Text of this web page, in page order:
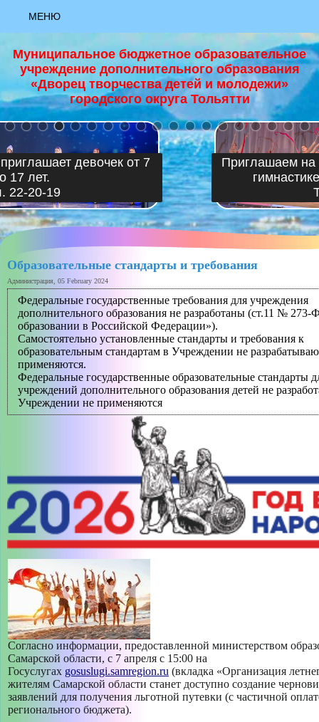
МЕНЮ
АКТУАЛЬНО
НОВОСТИ
НАЦИОНАЛЬНЫЙ ПРОЕКТ "ОБРАЗОВАНИЕ"
+
ЗАЯВКА «РИСУЮ КАК ХУДОЖНИК»
ЗАЯВКА «ЮНЫЙ ХУДОЖНИК»
ЗАЯВКА «ЯРКИЕ КРАСКИ ЛЕТА»
МАСТЕР-КЛАСС "ОСНОВЫ ХОРЕОГРАФИИ""
МАСТЕР-КЛАСС "ПАПЕРТОЛЬ""
МАСТЕР-КЛАСС "ПЕРВЫЕ ВЕСЕННИЕ ЦВЕТЫ, ГУАШЬ""
МАСТЕР-КЛАСС "ПРОФИЛЬНАЯ СМЕНА «РИСУЮ КАК
ХУДОЖНИК»""
МАСТЕР-КЛАСС "РУССКАЯ НАРОДНАЯ КУКЛА
«ЖЕЛАННИЦА»""
МАСТЕР-КЛАСС "САМ СЕБЕ ВИЗАЖИСТ""
МАСТЕР-КЛАСС "СОЛНЕЧНЫЙ АНГЕЛ""
-->
ИСТОРИЯ СОЗДАНИЯ ДВОРЦА
СВЕДЕНИЯ ОБ ОБРАЗОВАТЕЛЬНОЙ ОРГАНИЗАЦИИ
ТВОРЧЕСКИЕ ОБЪЕДИНЕНИЯ
БЕЗОПАСНОСТЬ
Муниципальное бюджетное образовательное
учреждение дополнительного образования
«Дворец творчества детей и молодежи»
городского округа Тольятти
Приглашаем на занятия по художественной
гимнастике девочек от 4 до 6 лет.
Тел. 22-20-19
Образовательные стандарты и требования
Администрация, 05 February 2024
Федеральные государственные требования для учреждения
дополнительного образования не разработаны (ст.11 №
образовании в Российской Федерации»).
Cамостоятельно установленные стандарты и требования к
образовательным стандартам в Учреждении не
применяются.
Федеральные государственные образовательные стандарты
учреждений дополнительного образования детей не
Учреждении не применяются
Согласно информации, предоставленной министерством
Самарской области, с 7 апреля с 15:00 на
Госуслугах gosuslugi.samregion.ru (вкладка «Организация
жителям Самарской области станет доступно создание
заявлений для получения льготной путевки (с частичной
регионального бюджета).